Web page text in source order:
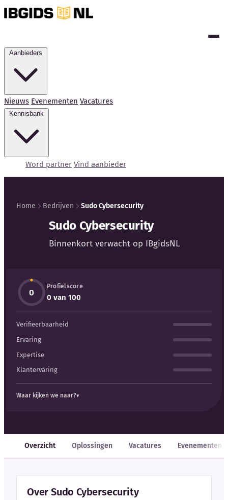
Nieuws Evenementen Vacatures
Word partner Vind aanbieder
Externe bronnen
Woordenboek
Auteurs
Home Bedrijven Sudo Cybersecurity
Sudo Cybersecurity
Binnenkort verwacht op IBgidsNL
0
Profielscore
0 van 100
Verifieerbaarheid
Ervaring
Expertise
Klantervaring
Waar kijken we naar?
Overzicht Oplossingen Vacatures Evenementen
Over Sudo Cybersecurity